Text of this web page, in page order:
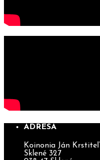
ADRESA
Koinonia Ján Krstiteľ
Sklené 327